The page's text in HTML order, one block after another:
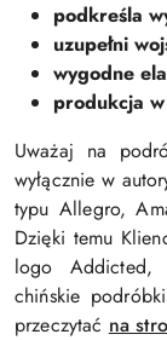
podkreśla
uzupełni
wygodne
produkcja
Uważaj na
wyłącznie w
typu Allegro,
Dzięki temu
logo Addicted,
chińskie
przeczytać na